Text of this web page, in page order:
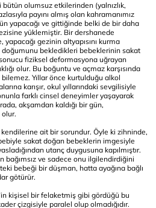
olumsuz etkilerinden (yalnızlık,
payını almış olan kahramanımız
yapacağı ve gittiğinde belki de bir daha
yüklemiştir. Bir dershanede
gezinin altyapısını kurma
doğumunu bekledikleri bebeklerinin sakat
fiziksel deformasyona uğrayan
olur. Bu boğuntu ve açmaz karşısında
bilemez. Yıllar önce kurtulduğu alkol
karışır, okul yıllarındaki sevgilisiyle
farklı cinsel deneyimler yaşayarak
akşamdan kaldığı bir gün,
ait bir sorundur. Öyle ki zihninde,
sakat doğan bebeklerin imgesiyle
utanç duygusuna kapılmıştır.
ve sadece onu ilgilendirdiğini
bebeği bir düşman, hatta ayağına bağlı
götürür.
kişisel bir felaketmiş gibi gördüğü bu
çizgisiyle paralel olup olmadığıdır.